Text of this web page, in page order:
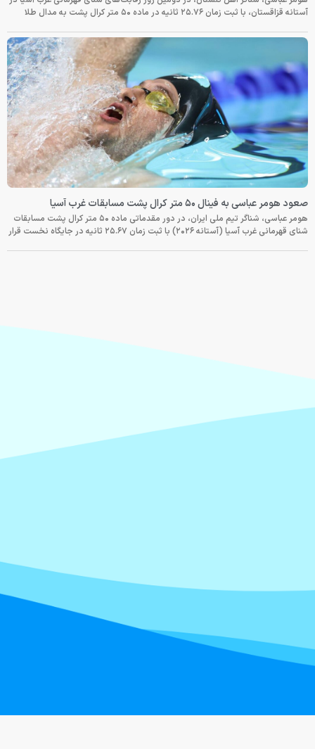
آستانه قزاقستان، با ثبت زمان ۲۵.۷۶ ثانیه در ماده ۵۰ متر کرال پشت به مدال طلا
صعود هومر عباسی به فینال ۵۰ متر کرال پشت مسابقات غرب آسیا
هومر عباسی، شناگر تیم ملی ایران، در دور مقدماتی ماده ۵۰ متر کرال پشت مسابقات
شنای قهرمانی غرب آسیا (آستانه ۲۰۲۶) با ثبت زمان ۲۵.۶۷ ثانیه در جایگاه نخست قرار